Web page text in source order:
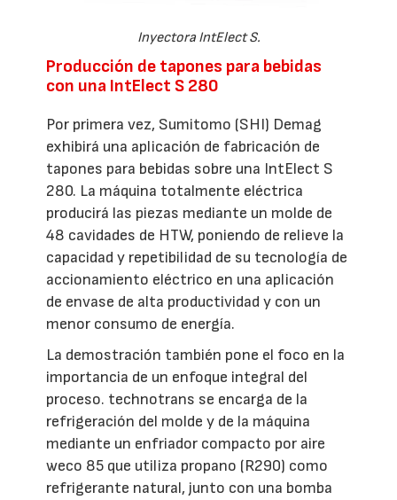
Inyectora IntElect S.
Producción de tapones para bebidas
con una IntElect S 280
Por primera vez, Sumitomo (SHI) Demag
exhibirá una aplicación de fabricación de
tapones para bebidas sobre una IntElect S
280. La máquina totalmente eléctrica
producirá las piezas mediante un molde de
48 cavidades de HTW, poniendo de relieve la
capacidad y repetibilidad de su tecnología de
accionamiento eléctrico en una aplicación
de envase de alta productividad y con un
menor consumo de energía.
La demostración también pone el foco en la
importancia de un enfoque integral del
proceso. technotrans se encarga de la
refrigeración del molde y de la máquina
mediante un enfriador compacto por aire
weco 85 que utiliza propano (R290) como
refrigerante natural, junto con una bomba